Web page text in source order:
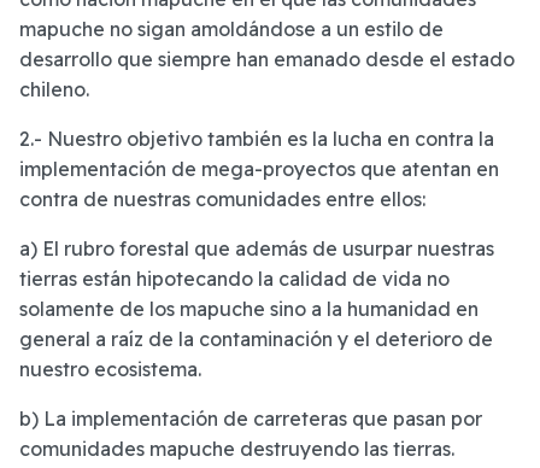
mapuche no sigan amoldándose a un estilo de
desarrollo que siempre han emanado desde el estado
chileno.
2.- Nuestro objetivo también es la lucha en contra la
implementación de mega-proyectos que atentan en
contra de nuestras comunidades entre ellos:
a) El rubro forestal que además de usurpar nuestras
tierras están hipotecando la calidad de vida no
solamente de los mapuche sino a la humanidad en
general a raíz de la contaminación y el deterioro de
nuestro ecosistema.
b) La implementación de carreteras que pasan por
comunidades mapuche destruyendo las tierras.